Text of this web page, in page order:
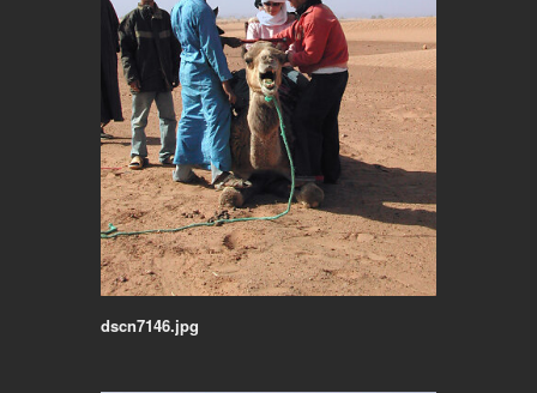
dscn7146.jpg